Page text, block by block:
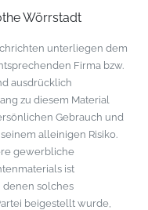
Wörrstadt
unterliegen dem
Firma bzw.
ausdrücklich
zu diesem Material
Gebrauch und
alleinigen Risiko.
gewerbliche
ist
denen solches
beigestellt wurde,